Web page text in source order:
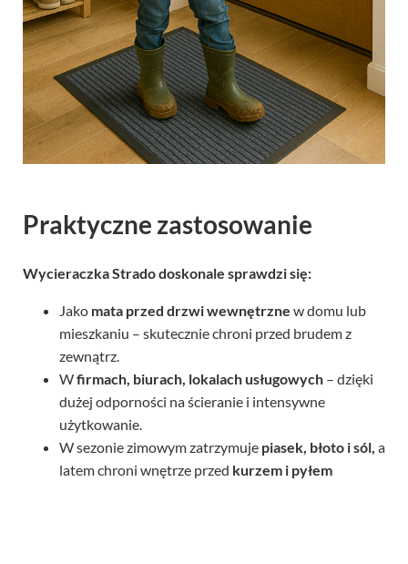
mieszkaniu – skutecznie chroni przed brudem z
zewnątrz.
Wfirmach, biurach, lokalach usługowych
dużej odporności na ścieranie i intensywne
użytkowanie.
W sezonie zimowym zatrzymuje
latem chroni wnętrze przedkurzem i pyłem